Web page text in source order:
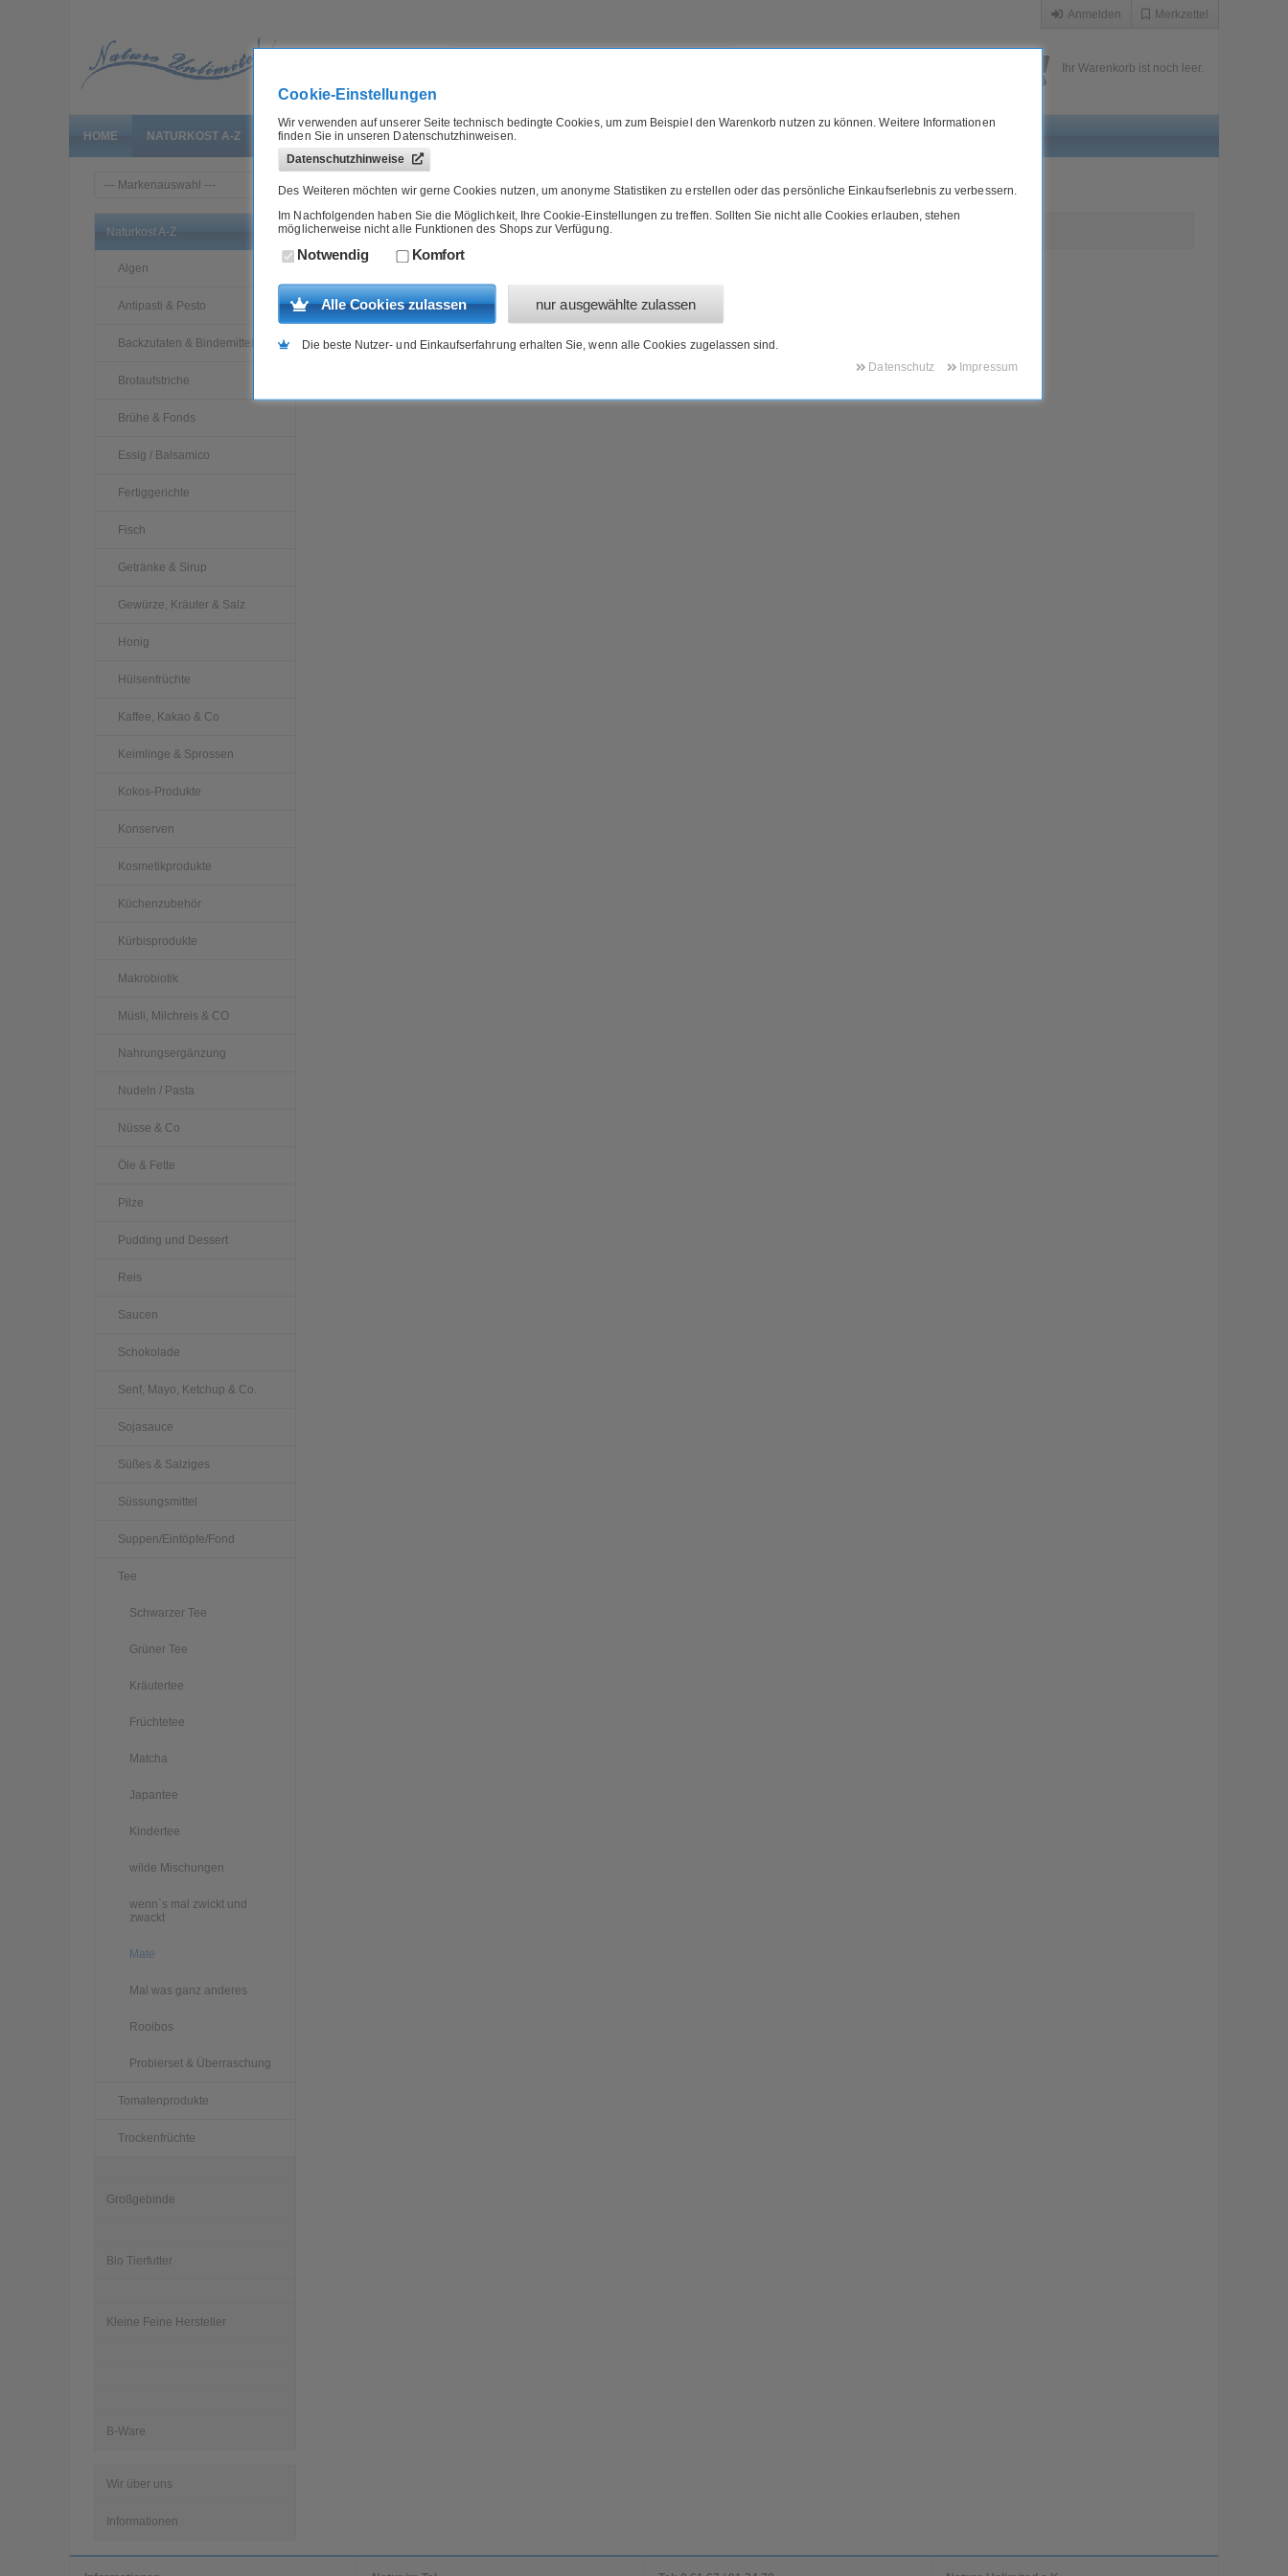
Anmelden Merkzettel
Ihr Warenkorb ist noch leer.
HOME NATURKOST A-Z GROSSGEBINDE BIO TIERFUTTER B-WARE
Naturkost A-Z
Algen
Antipasti & Pesto
Backzutaten & Bindemittel
Brotaufstriche
Brühe & Fonds
Essig / Balsamico
Fertiggerichte
Fisch
Getränke & Sirup
Gewürze, Kräuter & Salz
Honig
Hülsenfrüchte
Kaffee, Kakao & Co
Keimlinge & Sprossen
Kokos-Produkte
Konserven
Kosmetikprodukte
Küchenzubehör
Kürbisprodukte
Makrobiotik
Müsli, Milchreis & CO
Nahrungsergänzung
Nudeln / Pasta
Nüsse & Co
Öle & Fette
Pilze
Pudding und Dessert
Reis
Saucen
Schokolade
Senf, Mayo, Ketchup & Co.
Sojasauce
Süßes & Salziges
Süssungsmittel
Suppen/Eintöpfe/Fond
Tee
Schwarzer Tee
Grüner Tee
Kräutertee
Früchtetee
Matcha
Japantee
Kindertee
wilde Mischungen
wenn`s mal zwickt und
zwackt
Mate
Mal was ganz anderes
Rooibos
Probierset & Überraschung
Tomatenprodukte
Trockenfrüchte
Großgebinde
Bio Tierfutter
Kleine Feine Hersteller
B-Ware
Wir über uns
Informationen
Mate
Cookie-Einstellungen
Wir verwenden auf unserer Seite technisch bedingte Cookies, um zum Beispiel den Warenkorb nutzen zu können. Weitere Informationen
finden Sie in unseren Datenschutzhinweisen.
Datenschutzhinweise
Des Weiteren möchten wir gerne Cookies nutzen, um anonyme Statistiken zu erstellen oder das persönliche Einkaufserlebnis zu verbessern.
Im Nachfolgenden haben Sie die Möglichkeit, Ihre Cookie-Einstellungen zu treffen. Sollten Sie nicht alle Cookies erlauben, stehen
möglicherweise nicht alle Funktionen des Shops zur Verfügung.
Notwendig Komfort
Alle Cookies zulassen nur ausgewählte zulassen
Die beste Nutzer- und Einkaufserfahrung erhalten Sie, wenn alle Cookies zugelassen sind.
Datenschutz
Impressum